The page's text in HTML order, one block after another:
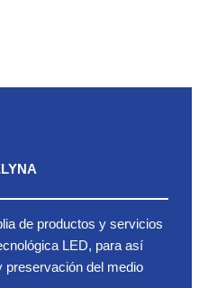
de productos y servicios
LED, para así
preservación del medio